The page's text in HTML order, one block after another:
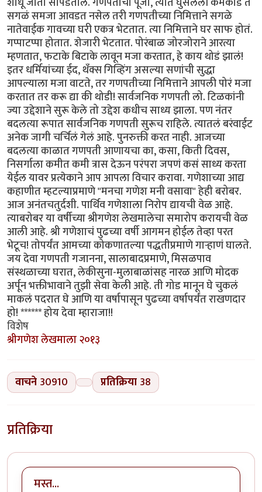
सगळं समजा आवडत नसेल तरी गणपतीच्या निमित्ताने सगळे
नातेवाईक गावच्या घरी एकत्र भेटतात. त्या निमित्ताने घर साफ होतं.
गप्पाटप्पा होतात. शेजारी भेटतात. पोरंबाळ जोरजोराने आरत्या
म्हणतात, फटाके बिटाके लावून मजा करतात, हे काय थोडं झालं!
इतर धर्मियांच्या ईद, थँक्स गिव्हिंग असल्या सणांची सुद्धा
आपल्याला मजा वाटते, तर गणपतीच्या निमित्ताने आपली पोरं मजा
करतात तर करू द्या की थोडी! सार्वजनिक गणपती लो. टिळकांनी
ज्या उद्देशाने सुरू केले तो उद्देश कधीच साध्य झाला. पण नंतर
बदलत्या रूपात सार्वजनिक गणपती सुरूच राहिले. त्यातलं बरंवाईट
अनेक जागी चर्चिलं गेलं आहे. पुनरुक्ती करत नाही. आजच्या
बदलत्या काळात गणपती आणायचा का, कसा, किती दिवस,
निसर्गाला कमीत कमी त्रास देऊन परंपरा जपणं कसं साध्य करता
येईल यावर प्रत्येकाने आप आपला विचार करावा. गणेशाच्या आद्य
कहाणीत म्हटल्याप्रमाणे "मनचा गणेश मनी वसावा" हेही बरोबर.
आज अनंतचतुर्दशी. पार्थिव गणेशाला निरोप द्यायची वेळ आहे.
त्याबरोबर या वर्षीच्या श्रीगणेश लेखमालेचा समारोप करायची वेळ
आली आहे. श्री गणेशाचं पुढच्या वर्षी आगमन होईल तेव्हा परत
भेटूच! तोपर्यंत आमच्या कोकणातल्या पद्धतीप्रमाणे गार्‍हाणं घालते.
जय देवा गणपती गजानना, सालाबादप्रमाणे, मिसळपाव
संस्थळाच्या घरात, लेकीसुना-मुलाबाळांसह नारळ आणि मोदक
अर्पून भक्तीभावाने तुझी सेवा केली आहे. ती गोड मानून घे चुकलं
माकलं पदरात घे आणि या वर्षापासून पुढच्या वर्षापर्यंत राखणदार
हो! ****** होय देवा म्हाराजा!!
विशेष
श्रीगणेश लेखमाला २०१३
वाचने 30910 प्रतिक्रिया 38
प्रतिक्रिया
मस्त...